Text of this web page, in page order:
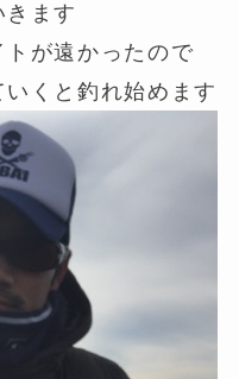
ます
が遠かったので
くと釣れ始めます